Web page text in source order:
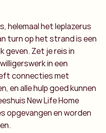
helemaal het leplazerus
turn op het strand is een
geven. Zet je reis in
in een
connecties met
en alle hulp goed kunnen
New Life Home
opgevangen en worden